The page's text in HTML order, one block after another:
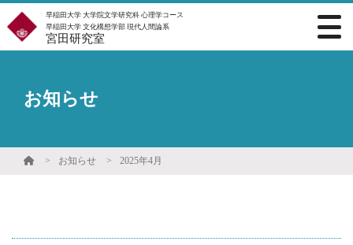
早稲田大学 大学院文学研究科 心理学コース
早稲田大学 文化構想学部 現代人間論系
宮田研究室
お知らせ
お知らせ 2025年4月